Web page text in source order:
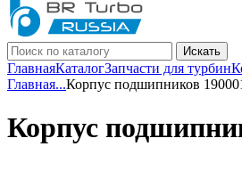
Искать
ГлавнаяКаталогЗапчасти для турбин
Главная...Корпус подшипников
Корпус